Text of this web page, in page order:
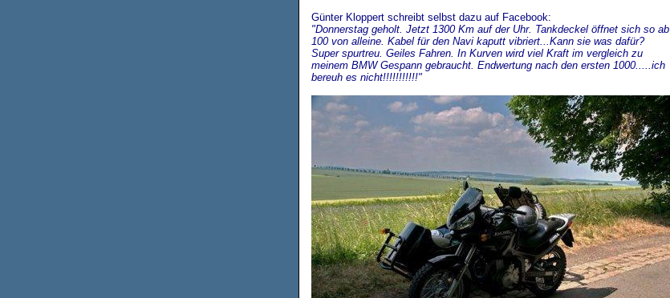
Günter Kloppert schreibt selbst dazu auf Facebook:
"Donnerstag geholt. Jetzt 1300 Km auf der Uhr. Tankdeckel öffnet sich so ab
100 von alleine. Kabel für den Navi kaputt vibriert...Kann sie was dafür?
Super spurtreu. Geiles Fahren. In Kurven wird viel Kraft im vergleich zu
meinem BMW Gespann gebraucht. Endwertung nach den ersten 1000.....ich
bereuh es nicht!!!!!!!!!!!"